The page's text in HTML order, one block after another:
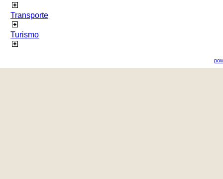
Transporte
Turismo